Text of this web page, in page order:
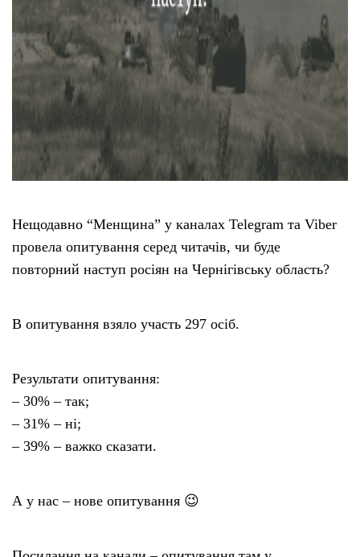
Нещодавно “Менщина” у каналах Telegram та Viber
провела опитування серед читачів, чи буде
повторний наступ росіян на Чернігівську область?
В опитування взяло участь 297 осіб.
Результати опитування:
– 30% – так;
– 31% – ні;
– 39% – важко сказати.
А у нас – нове опитування 😉